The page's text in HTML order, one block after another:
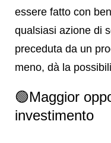
essere fatto con
qualsiasi azione di
preceduta da un
meno, dà la
🟢Maggior
investimento